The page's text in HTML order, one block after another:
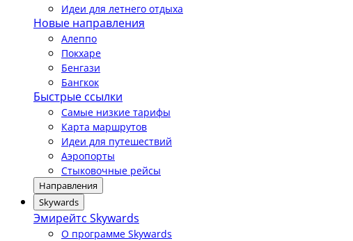
Идеи для летнего отдыха
Новые направления
Алеппо
Покхаре
Бенгази
Бангкок
Быстрые ссылки
Самые низкие тарифы
Карта маршрутов
Идеи для путешествий
Аэропорты
Стыковочные рейсы
Направления
Skywards
Эмирейтс Skywards
О программе Skywards